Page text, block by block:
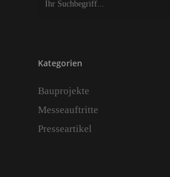
Kategorien
Bauprojekte
Messeauftritte
Presseartikel